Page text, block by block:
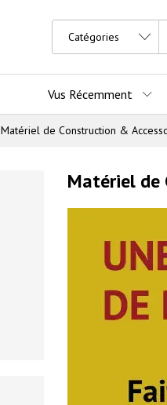
Vus Récemment
Matériel de Construction &
Matériel de